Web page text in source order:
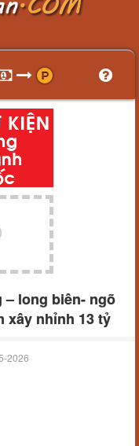
– long biên- ngõ
xây nhỉnh 13 tỷ
2026